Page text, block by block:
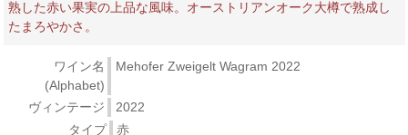
熟した赤い果実の上品な風味。オーストリアンオーク大樽で熟成し
たまろやかさ。
ワイン名
(Alphabet)
Mehofer Zweigelt Wagram 2022
ヴィンテージ
2022
タイプ
赤